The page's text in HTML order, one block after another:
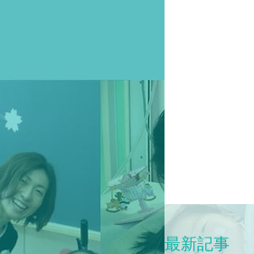
最新記事